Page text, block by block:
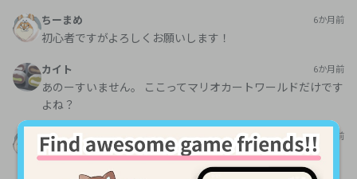
ちーまめ 6か月前
初心者ですがよろしくお願いします！
カイト 6か月前
あのーすいません。 ここってマリオカートワールドだけです
よね？
ちーまめ 6か月前
はい！自分はマリオカートワールド目当てで来ました！ 質
問の意味が違っていたらすみません🙇